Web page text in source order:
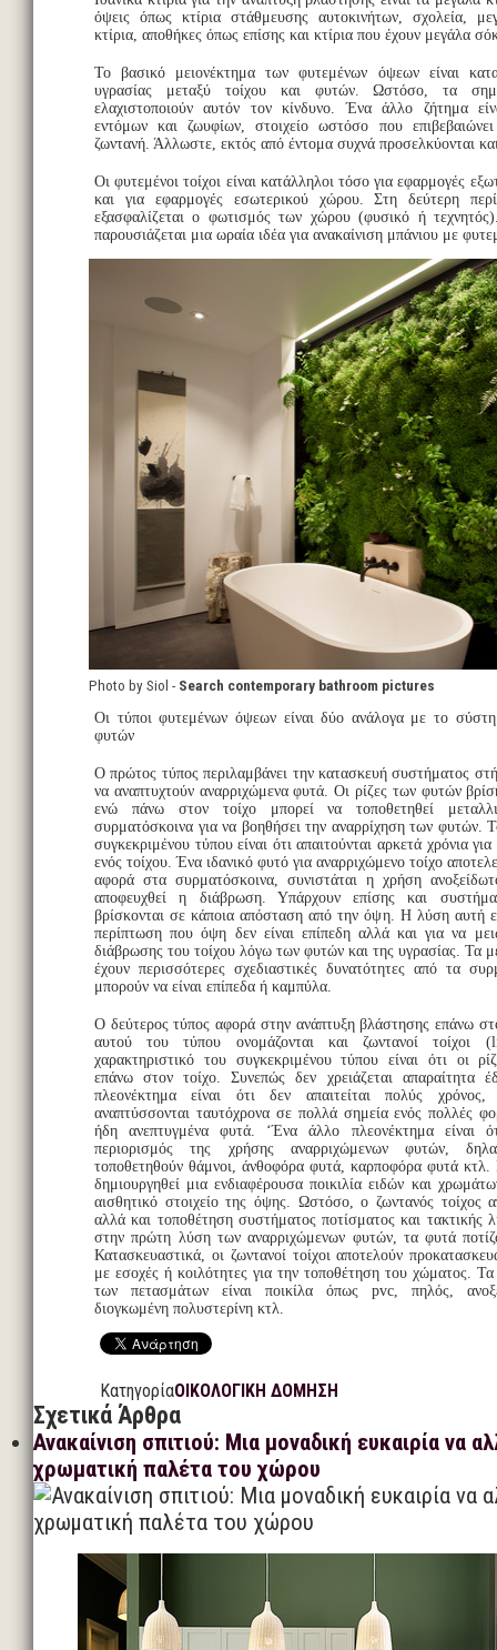
όψεις όπως κτίρια στάθμευσης αυτοκινήτων, σχολεία,
κτίρια, αποθήκες όπως επίσης και κτίρια που έχουν μεγάλα
Το βασικό μειονέκτημα των φυτεμένων όψεων είναι
υγρασίας μεταξύ τοίχου και φυτών. Ωστόσο, τα
ελαχιστοποιούν αυτόν τον κίνδυνο. Ένα άλλο ζήτημα
εντόμων και ζωυφίων, στοιχείο ωστόσο που
ζωντανή. Άλλωστε, εκτός από έντομα συχνά προσελκύονται
Οι φυτεμένοι τοίχοι είναι κατάλληλοι τόσο για εφαρμογές
και για εφαρμογές εσωτερικού χώρου. Στη δεύτερη
εξασφαλίζεται ο φωτισμός των χώρου (φυσικό ή
παρουσιάζεται μια ωραία ιδέα για ανακαίνιση μπάνιου με
Photo by Siol - Search contemporary bathroom pictures
Οι τύποι φυτεμένων όψεων είναι δύο ανάλογα με το
φυτών
Ο πρώτος τύπος περιλαμβάνει την κατασκευή συστήματος
να αναπτυχτούν αναρριχώμενα φυτά. Οι ρίζες των φυτών
ενώ πάνω στον τοίχο μπορεί να τοποθετηθεί
συρματόσκοινα για να βοηθήσει την αναρρίχηση των φυτών.
συγκεκριμένου τύπου είναι ότι απαιτούνται αρκετά χρόνια
ενός τοίχου. Ένα ιδανικό φυτό για αναρριχώμενο τοίχο
αφορά στα συρματόσκοινα, συνιστάται η χρήση
αποφευχθεί η διάβρωση. Υπάρχουν επίσης και
βρίσκονται σε κάποια απόσταση από την όψη. Η λύση αυτή
περίπτωση που όψη δεν είναι επίπεδη αλλά και για να
διάβρωσης του τοίχου λόγω των φυτών και της υγρασίας. Τα
έχουν περισσότερες σχεδιαστικές δυνατότητες από τα
μπορούν να είναι επίπεδα ή καμπύλα.
Ο δεύτερος τύπος αφορά στην ανάπτυξη βλάστησης επάνω
αυτού του τύπου ονομάζονται και ζωντανοί
χαρακτηριστικό του συγκεκριμένου τύπου είναι ότι οι
επάνω στον τοίχο. Συνεπώς δεν χρειάζεται απαραίτητα
πλεονέκτημα είναι ότι δεν απαιτείται πολύς
αναπτύσσονται ταυτόχρονα σε πολλά σημεία ενός πολλές
ήδη ανεπτυγμένα φυτά. ‘Ένα άλλο πλεονέκτημα είναι
περιορισμός της χρήσης αναρριχώμενων φυτών,
τοποθετηθούν θάμνοι, άνθοφόρα φυτά, καρποφόρα φυτά
δημιουργηθεί μια ενδιαφέρουσα ποικιλία ειδών και
αισθητικό στοιχείο της όψης. Ωστόσο, ο ζωντανός τοίχος
αλλά και τοποθέτηση συστήματος ποτίσματος και τακτικής
στην πρώτη λύση των αναρριχώμενων φυτών, τα φυτά
Κατασκευαστικά, οι ζωντανοί τοίχοι αποτελούν
με εσοχές ή κοιλότητες για την τοποθέτηση του χώματος.
των πετασμάτων είναι ποικίλα όπως pvc, πηλός,
διογκωμένη πολυστερίνη κτλ.
ΚατηγορίαΟΙΚΟΛΟΓΙΚΗ ΔΟΜΗΣΗ
Σχετικά Άρθρα
Ανακαίνιση σπιτιού: Μια μοναδική ευκαιρία να
χρωματική παλέτα του χώρου